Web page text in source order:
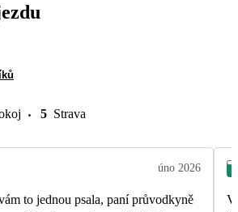
5 Strava
úno 2026
to jednou psala, paní průvodkyně
V